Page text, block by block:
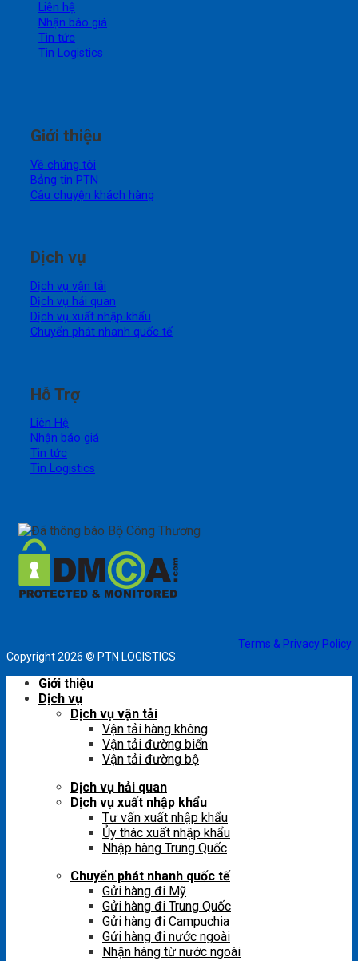
Liên hệ
Nhận báo giá
Tin tức
Tin Logistics
Giới thiệu
Về chúng tôi
Bảng tin PTN
Câu chuyện khách hàng
Dịch vụ
Dịch vụ vận tải
Dịch vụ hải quan
Dịch vụ xuất nhập khẩu
Chuyển phát nhanh quốc tế
Hỗ Trợ
Liên Hệ
Nhận báo giá
Tin tức
Tin Logistics
Terms & Privacy Policy
Copyright 2026 © PTN LOGISTICS
Giới thiệu
Dịch vụ
Dịch vụ vận tải
Vận tải hàng không
Vận tải đường biển
Vận tải đường bộ
Dịch vụ hải quan
Dịch vụ xuất nhập khẩu
Tư vấn xuất nhập khẩu
Ủy thác xuất nhập khẩu
Nhập hàng Trung Quốc
Chuyển phát nhanh quốc tế
Gửi hàng đi Mỹ
Gửi hàng đi Trung Quốc
Gửi hàng đi Campuchia
Gửi hàng đi nước ngoài
Nhận hàng từ nước ngoài